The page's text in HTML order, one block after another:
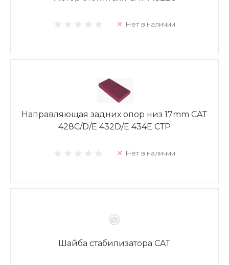
Нет в наличии
Направляющая задних опор низ 17mm CAT
428C/D/E 432D/E 434E СТР
Нет в наличии
Шайба стабилизатора CAT